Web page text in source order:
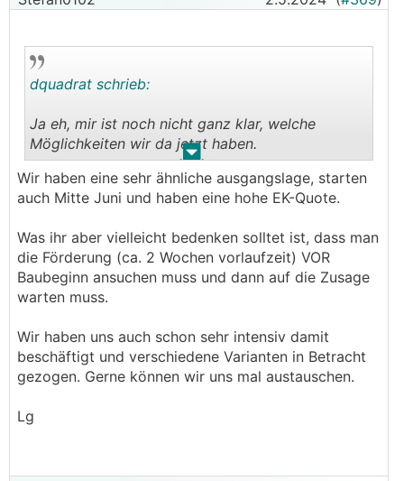
. .
dquadrat schrieb:
Ja eh, mir ist noch nicht ganz klar, welche
Möglichkeiten wir da jetzt haben.
Einfach mal mit Eigenmitteln beginnen zu bauen
(haben eine recht hohe EK-Quote) und abwarten
nach Baubeginn fixieren?
Kann man den aufgenommen Kreditbetrag im
Nachhinein noch reduzieren, also nicht voll
rechnen?
Kann man sich einen verminderten Kreditbetrag
Nachhinein aufstocken oder gar einen zweiten
Wir haben eine sehr ähnliche ausgangslage, starten
auch Mitte Juni und haben eine hohe EK-Quote.
Was ihr aber vielleicht bedenken solltet ist, dass man
die Förderung (ca. 2 Wochen vorlaufzeit) VOR
Baubeginn ansuchen muss und dann auf die Zusage
warten muss.
Wir haben uns auch schon sehr intensiv damit
beschäftigt und verschiedene Varianten in Betracht
gezogen. Gerne können wir uns mal austauschen.
Lg